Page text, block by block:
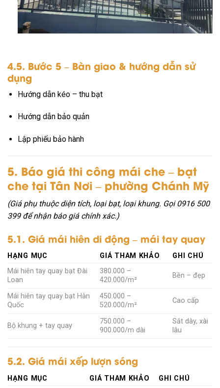
4.5. Bước 5 – Bàn giao & hướng dẫn sử
dụng
Hướng dẫn kéo – thu bạt
Hướng dẫn bảo quản
Lập phiếu bảo hành
5. Báo giá thi công mái che – bạt
che tại Tân Nơi – phường Chánh Mỹ
(Giá phụ thuộc diện tích, loại bạt, loại khung. Gọi 0916 500
399 để nhận báo giá chính xác.)
5.1. Giá mái hiên di động – mái tay quay
HẠNG MỤC GIÁ THAM KHẢO
GHI CHÚ
Mái hiên tay quay bạt Đài
Loan
380.000 –
420.000/m²
Bền – đẹp
Mái hiên tay quay bạt Hàn
Quốc
450.000 –
520.000/m²
Cao cấp
Bộ khung + tay quay
750.000 –
900.000/m dài
Sắt dày, xài
lâu
5.2. Giá mái xếp lượn sóng
HẠNG MỤC GIÁ THAM KHẢO GHI CHÚ